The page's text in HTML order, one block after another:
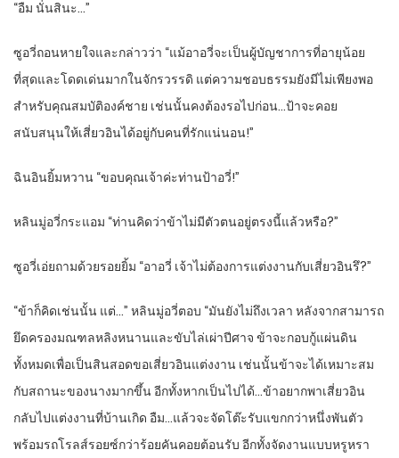
“อืม นั่นสินะ…”
ซูอวี่ถอนหายใจและกล่าวว่า “แม้อาอวี่จะเป็นผู้บัญชาการที่อายุน้อย
ที่สุดและโดดเด่นมากในจักรวรรดิ แต่ความชอบธรรมยังมีไม่เพียงพอ
สำหรับคุณสมบัติองค์ชาย เช่นนั้นคงต้องรอไปก่อน…ป้าจะคอย
สนับสนุนให้เสี่ยวอินได้อยู่กับคนที่รักแน่นอน!”
ฉินอินยิ้มหวาน “ขอบคุณเจ้าค่ะท่านป้าอวี่!”
หลินมู่อวี่กระแอม “ท่านคิดว่าข้าไม่มีตัวตนอยู่ตรงนี้แล้วหรือ?”
ซูอวี่เอ่ยถามด้วยรอยยิ้ม “อาอวี่ เจ้าไม่ต้องการแต่งงานกับเสี่ยวอินรึ?”
“ข้าก็คิดเช่นนั้น แต่…” หลินมู่อวี่ตอบ “มันยังไม่ถึงเวลา หลังจากสามารถ
ยึดครองมณฑลหลิงหนานและขับไล่เผ่าปีศาจ ข้าจะกอบกู้แผ่นดิน
ทั้งหมดเพื่อเป็นสินสอดขอเสี่ยวอินแต่งงาน เช่นนั้นข้าจะได้เหมาะสม
กับสถานะของนางมากขึ้น อีกทั้งหากเป็นไปได้…ข้าอยากพาเสี่ยวอิน
กลับไปแต่งงานที่บ้านเกิด อืม…แล้วจะจัดโต๊ะรับแขกกว่าหนึ่งพันตัว
พร้อมรถโรลส์รอยซ์กว่าร้อยคันคอยต้อนรับ อีกทั้งจัดงานแบบหรูหรา